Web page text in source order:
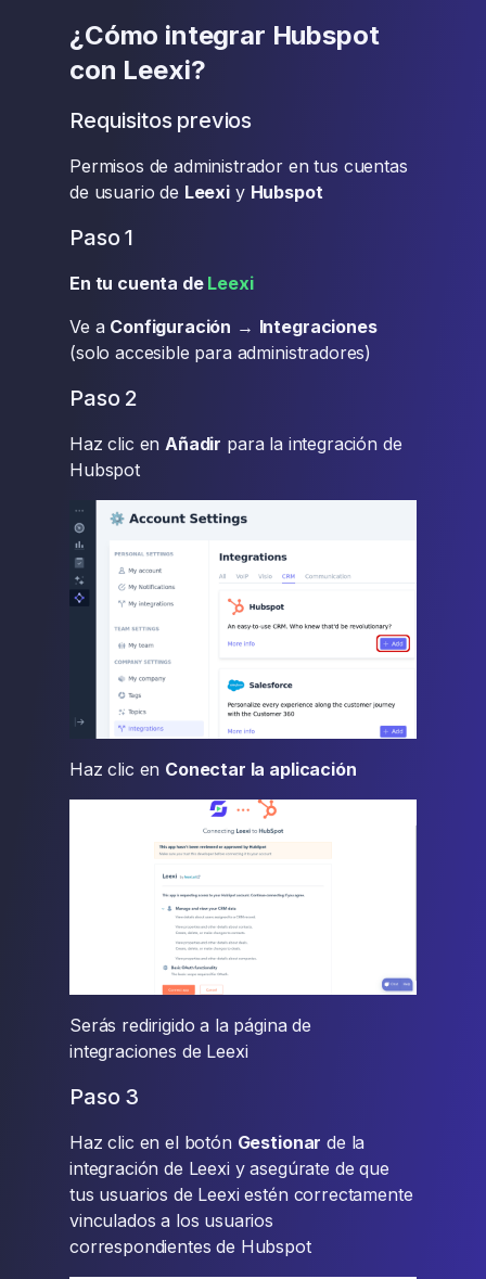
¿Cómo integrar Hubspot
con Leexi?
Requisitos previos
Permisos de administrador en tus cuentas
de usuario de Leexiy Hubspot
Paso 1
En tu cuenta de Leexi
Ve a Configuración → Integraciones
(solo accesible para administradores)
Paso 2
Haz clic enAñadir para la integración de
Hubspot
Haz clic en Conectar la aplicación
Serás redirigido a la página de
integraciones de Leexi
Paso 3
Haz clic en el botón Gestionar de la
integración de Leexi y asegúrate de que
tus usuarios de Leexi estén correctamente
vinculados a los usuarios
correspondientes de Hubspot